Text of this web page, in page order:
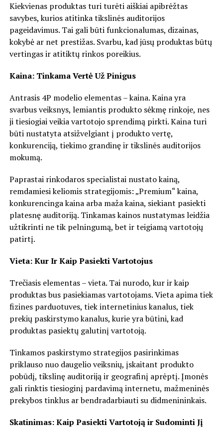
Kiekvienas produktas turi turėti aiškiai apibrėžtas
savybes, kurios atitinka tikslinės auditorijos
pageidavimus. Tai gali būti funkcionalumas, dizainas,
kokybė ar net prestižas. Svarbu, kad jūsų produktas būtų
vertingas ir atitiktų rinkos poreikius.
Kaina: Tinkama Vertė Už Pinigus
Antrasis 4P modelio elementas – kaina. Kaina yra
svarbus veiksnys, lemiantis produkto sėkmę rinkoje, nes
ji tiesiogiai veikia vartotojo sprendimą pirkti. Kaina turi
būti nustatyta atsižvelgiant į produkto vertę,
konkurenciją, tiekimo grandinę ir tikslinės auditorijos
mokumą.
Paprastai rinkodaros specialistai nustato kainą,
remdamiesi keliomis strategijomis: „Premium“ kaina,
konkurencinga kaina arba maža kaina, siekiant pasiekti
platesnę auditoriją. Tinkamas kainos nustatymas leidžia
užtikrinti ne tik pelningumą, bet ir teigiamą vartotojų
patirtį.
Vieta: Kur Ir Kaip Pasiekti Vartotojus
Trečiasis elementas – vieta. Tai nurodo, kur ir kaip
produktas bus pasiekiamas vartotojams. Vieta apima tiek
fizines parduotuves, tiek internetinius kanalus, tiek
prekių paskirstymo kanalus, kurie yra būtini, kad
produktas pasiektų galutinį vartotoją.
Tinkamos paskirstymo strategijos pasirinkimas
priklauso nuo daugelio veiksnių, įskaitant produkto
pobūdį, tikslinę auditoriją ir geografinį aprėptį. Įmonės
gali rinktis tiesioginį pardavimą internetu, mažmeninės
prekybos tinklus ar bendradarbiauti su didmenininkais.
Skatinimas: Kaip Pasiekti Vartotoją ir Sudominti Jį